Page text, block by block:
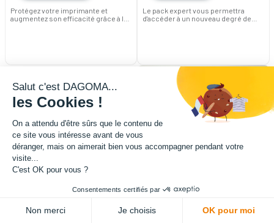
Protégez votre imprimante et
augmentez son efficacité grâce à la
Le pack expert vous permettra
d'accéder à un nouveau degré de
Add-on 2 : Extrudeur+ Add-on 1 : Ecran Disco Ultimate
Salut c'est DAGOMA...
les Cookies !
On a attendu d'être sûrs que le contenu de
ce site vous intéresse avant de vous
déranger, mais on aimerait bien vous accompagner pendant votre
visite...
C'est OK pour vous ?
Consentements certifiés par
Non merci Je choisis OK pour moi